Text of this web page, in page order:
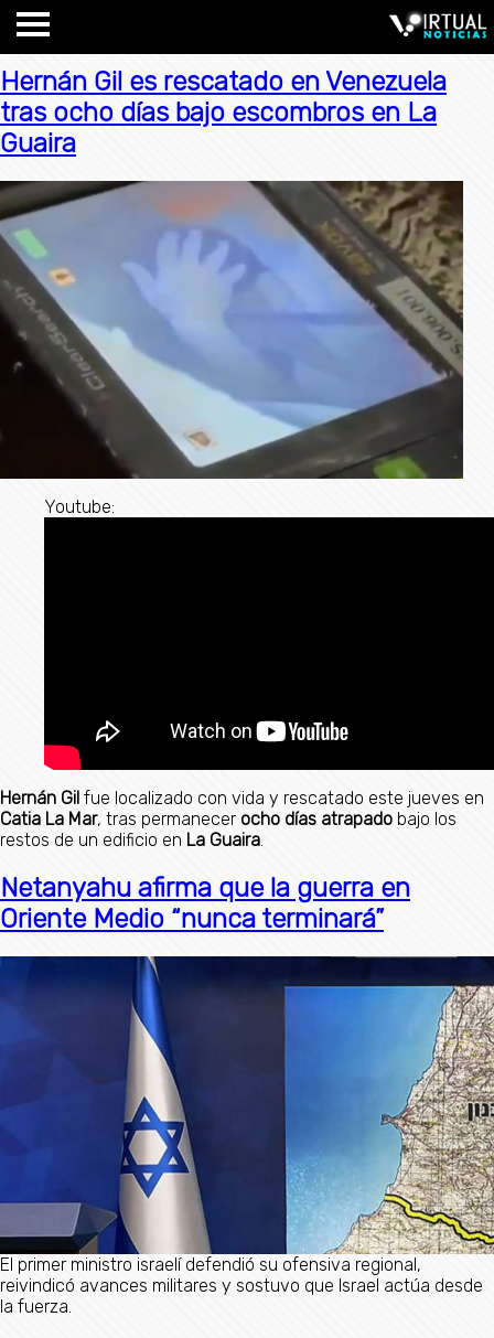
Hernán Gil es rescatado en Venezuela
tras ocho días bajo escombros en La
Guaira
Youtube:
Hernán Gil fue localizado con vida y rescatado este jueves en
Catia La Mar, tras permanecer ocho días atrapado bajo los
restos de un edificio en La Guaira.
Netanyahu afirma que la guerra en
Oriente Medio “nunca terminará”
El primer ministro israelí defendió su ofensiva regional,
reivindicó avances militares y sostuvo que Israel actúa desde
la fuerza.